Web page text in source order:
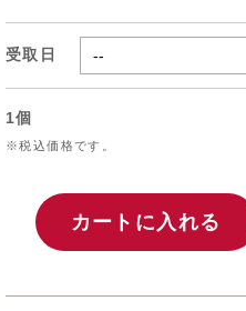
受取日
1個
※税込価格です。
カートに入れる